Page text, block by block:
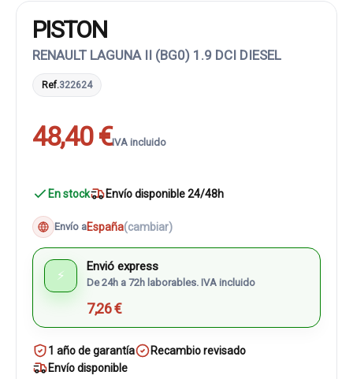
PISTON
RENAULT LAGUNA II (BG0) 1.9 DCI DIESEL
Ref.322624
48,40 €IVA incluido
En stock Envío disponible 24/48h
Envío aEspaña(cambiar)
⚡
Envió express
De 24h a 72h laborables. IVA incluido
7,26 €
1 año de garantía
Recambio revisado
Envío disponible